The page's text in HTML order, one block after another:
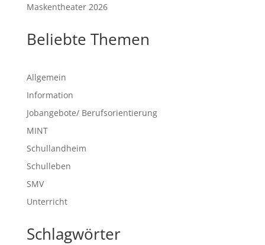
Maskentheater 2026
Beliebte Themen
Allgemein
Information
Jobangebote/ Berufsorientierung
MINT
Schullandheim
Schulleben
SMV
Unterricht
Schlagwörter